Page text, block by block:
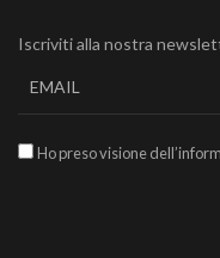
Iscriviti alla nostra
Ho preso visione